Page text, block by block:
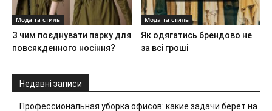
Мода та стиль
З чим поєднувати парку для
повсякденного носіння?
Мода та стиль
Як одягатись брендово не
за всі гроші
Недавні записи
Профессиональная уборка офисов: какие задачи берет на